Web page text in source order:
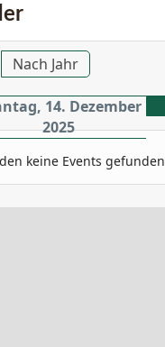
Nach Jahr
14. Dezember
2025
keine Events gefunden